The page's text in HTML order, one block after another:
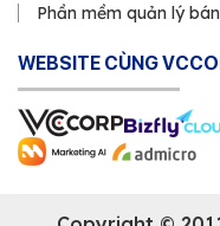
Phần mềm quản lý
WEBSITE CÙNG